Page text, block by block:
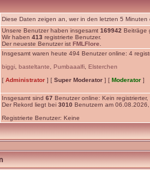
Diese Daten zeigen an, wer in den letzten 5 Minuten
Unsere Benutzer haben insgesamt 169942 Beiträge
Wir haben 413 registrierte Benutzer.
Der neueste Benutzer ist FMLFlore
Insgesamt waren heute 494 Benutzer online: 4
biggi basteltante Pumbaaalfi
Elsterchen
[ Administrator ] [ Super Moderator ] [ Moderator ]
Insgesamt sind 67 Benutzer online: Kein
Der Rekord liegt bei 3010 Benutzern am 06.08.2026,
Registrierte Benutzer: Keine